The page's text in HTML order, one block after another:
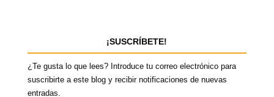
¡SUSCRÍBETE!
¿Te gusta lo que lees? Introduce tu correo electrónico para
suscribirte a este blog y recibir notificaciones de nuevas
entradas.